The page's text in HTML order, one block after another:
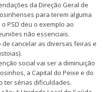
da Direção Geral de
para terem alguma
PSD deu o exemplo ao
não essenciais.
cancelar as diversas feiras e
social vai ser a diminuição
a Capital do Peixe e do
ter sérias dificuldades.